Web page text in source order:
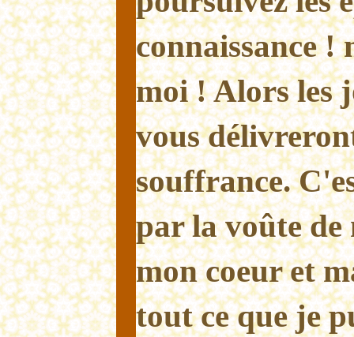
connaissance !
moi ! Alors les
vous
souffrance.
par la voûte
mon coeur et
tout ce que je